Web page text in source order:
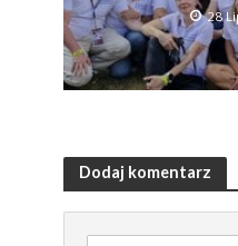
28
Dodaj komentarz